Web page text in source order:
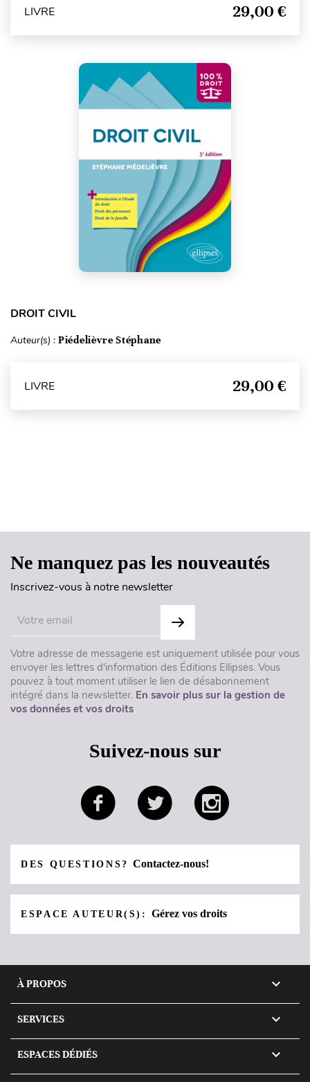
LIVRE 29,00 €
DROIT CIVIL
Auteur(s) : Piédelièvre Stéphane
LIVRE 29,00 €
Ne manquez pas les nouveautés
Inscrivez-vous à notre newsletter
Votre adresse de messagerie est uniquement utilisée pour vous
envoyer les lettres d'information des Éditions Ellipses. Vous
pouvez à tout moment utiliser le lien de désabonnement
intégré dans la newsletter. En savoir plus sur la gestion de
vos données et vos droits
Suivez-nous sur
DES QUESTIONS?Contactez-nous!
ESPACE AUTEUR(S):Gérez vos droits
À PROPOS 
SERVICES 
ESPACES DÉDIÉS 